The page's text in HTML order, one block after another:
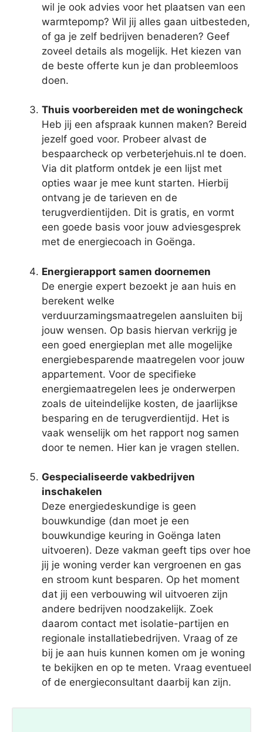
wil je ook advies voor het plaatsen van een
warmtepomp? Wil jij alles gaan uitbesteden,
of ga je zelf bedrijven benaderen? Geef
zoveel details als mogelijk. Het kiezen van
de beste offerte kun je dan probleemloos
doen.
Thuis voorbereiden met de woningcheck
Heb jij een afspraak kunnen maken? Bereid
jezelf goed voor. Probeer alvast de
bespaarcheck op verbeterjehuis.nl te doen.
Via dit platform ontdek je een lijst met
opties waar je mee kunt starten. Hierbij
ontvang je de tarieven en de
terugverdientijden. Dit is gratis, en vormt
een goede basis voor jouw adviesgesprek
met de energiecoach in Goënga.
Energierapport samen doornemen
De energie expert bezoekt je aan huis en
berekent welke
verduurzamingsmaatregelen aansluiten bij
jouw wensen. Op basis hiervan verkrijg je
een goed energieplan met alle mogelijke
energiebesparende maatregelen voor jouw
appartement. Voor de specifieke
energiemaatregelen lees je onderwerpen
zoals de uiteindelijke kosten, de jaarlijkse
besparing en de terugverdientijd. Het is
vaak wenselijk om het rapport nog samen
door te nemen. Hier kan je vragen stellen.
Gespecialiseerde vakbedrijven
inschakelen
Deze energiedeskundige is geen
bouwkundige (dan moet je een
bouwkundige keuring in Goënga laten
uitvoeren). Deze vakman geeft tips over hoe
jij je woning verder kan vergroenen en gas
en stroom kunt besparen. Op het moment
dat jij een verbouwing wil uitvoeren zijn
andere bedrijven noodzakelijk. Zoek
daarom contact met isolatie-partijen en
regionale installatiebedrijven. Vraag of ze
bij je aan huis kunnen komen om je woning
te bekijken en op te meten. Vraag eventueel
of de energieconsultant daarbij kan zijn.